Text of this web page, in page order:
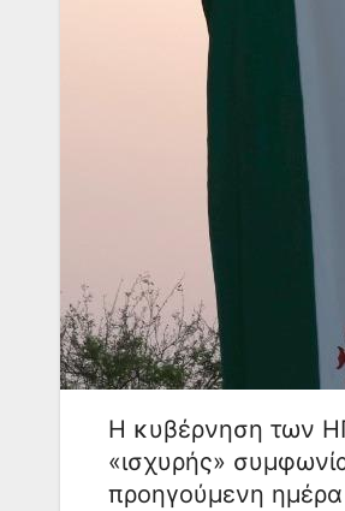
Η κυβέρνηση των
«ισχυρής»
προηγούμενη